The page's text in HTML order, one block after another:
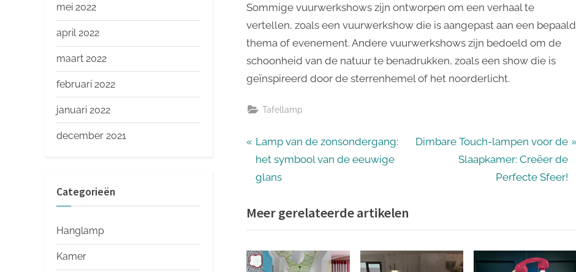
Sommige vuurwerkshows zijn ontworpen om een verhaal te
vertellen, zoals een vuurwerkshow die is aangepast aan een bepaald
thema of evenement. Andere vuurwerkshows zijn bedoeld om de
schoonheid van de natuur te benadrukken, zoals een show die is
geïnspireerd door de sterrenhemel of het noorderlicht.
Tafellamp
Bericht
navigatie
P
r
e
i
o
s
Lamp van de zonsondergang:
het symbool van de eeuwige
glans
N
o
Dimbare Touch-lampen voor de
Slaapkamer: Creëer de
Perfecte Sfeer!
Meer gerelateerde artikelen
mei 2022
april 2022
maart 2022
februari 2022
januari 2022
december 2021
Categorieën
Hanglamp
Kamer